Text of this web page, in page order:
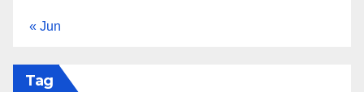
« Jun
Tag